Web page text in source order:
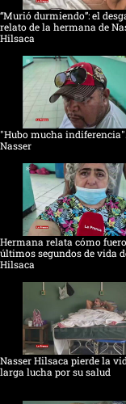
“Murió durmiendo”: el
relato de la hermana de
Hilsaca
"Hubo mucha
Nasser
Hermana relata cómo
últimos segundos de vida
Hilsaca
Nasser Hilsaca pierde la
larga lucha por su salud